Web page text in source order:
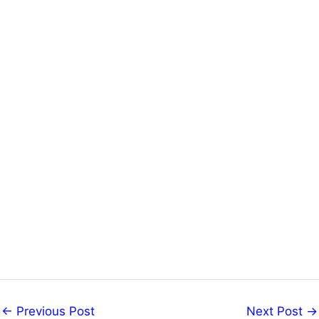
← Previous Post Next Post →